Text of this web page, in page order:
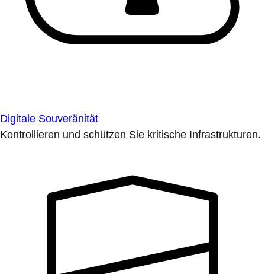
Digitale Souveränität
Kontrollieren und schützen Sie kritische Infrastrukturen.